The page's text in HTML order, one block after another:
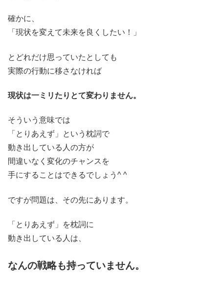
確かに、
「現状を変えて未来を良くしたい！」
とどれだけ思っていたとしても
実際の行動に移さなければ
現状は一ミリたりとて変わりません。
そういう意味では
「とりあえず」という枕詞で
動き出している人の方が
間違いなく変化のチャンスを
手にすることはできるでしょう^ ^
ですが問題は、その先にあります。
「とりあえず」を枕詞に
動き出している人は、
なんの戦略も持っていません。